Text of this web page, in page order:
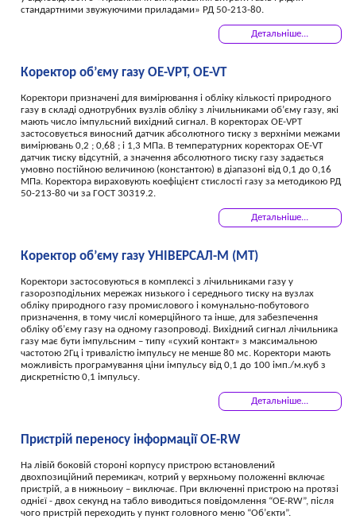
стандартними звужуючими приладами» РД 50-213-80.
Детальніше...
Коректор об’єму газу OE-VPT, OE-VT
Коректори призначені для вимірювання і обліку кількості природного
газу в складі однотрубних вузлів обліку з лічильниками об’єму газу, які
мають число імпульсний вихідний сигнал. В коректорах OE-VPT
застосовується виносний датчик абсолютного тиску з верхніми межами
вимірювань 0,2 ; 0,68 ; і 1,3 МПа. В температурних коректорах OE-VT
датчик тиску відсутній, а значення абсолютного тиску газу задається
умовно постійною величиною (константою) в діапазоні від 0,1 до 0,16
МПа. Коректора вираховують коефіцієнт стислості газу за методикою РД
50-213-80 чи за ГОСТ 30319.2.
Детальніше...
Коректор об’єму газу УНІВЕРСАЛ-М (МТ)
Коректори застосовуються в комплексі з лічильниками газу у
газорозподільних мережах низького і середнього тиску на вузлах
обліку природного газу промислового і комунально-побутового
призначення, в тому числі комерційного та інше, для забезпечення
обліку об’єму газу на одному газопроводі. Вихідний сигнал лічильника
газу має бути імпульсним – типу «сухий контакт» з максимальною
частотою 2Гц і тривалістю імпульсу не менше 80 мс. Коректори мають
можливість програмування ціни імпульсу від 0,1 до 100 імп./м.куб з
дискретністю 0,1 імпульсу.
Детальніше...
Пристрій переносу інформації OE-RW
На лівій боковій стороні корпусу пристрою встановлений
двохпозиційний перемикач, котрий у верхньому положенні включає
пристрій, а в нижньоиу – виключає. При включенні пристрою на протязі
однієї - двох секунд на табло виводиться повідомлення “OE-RW”, після
чого пристрій переходить у пункт головного меню “Об’єкти”.